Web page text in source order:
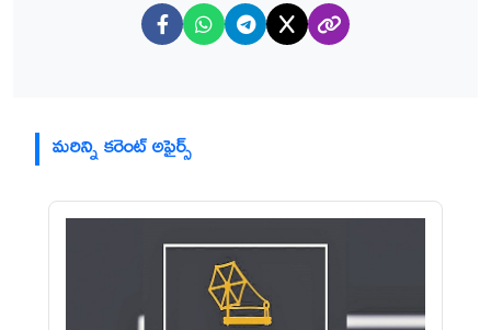
X
మరిన్ని కరెంట్ అఫైర్స్